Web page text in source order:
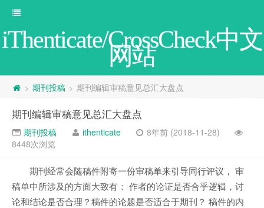
iThenticate/CrossCheck中文
网站
> 期刊投稿 > 期刊编辑审稿意见总汇大盘点
期刊编辑审稿意见总汇大盘点
期刊投稿 ithenticate
8年前 (2018-11-28)
8448次浏览
期刊经常会随稿件附寄一份审稿单来引导同行评议， 审
稿单中所涉及的方面大致有： 作者的论证是否合乎逻辑，讨
论和结论是否合理？稿件的论题是否适合于期刊？ 稿件的内